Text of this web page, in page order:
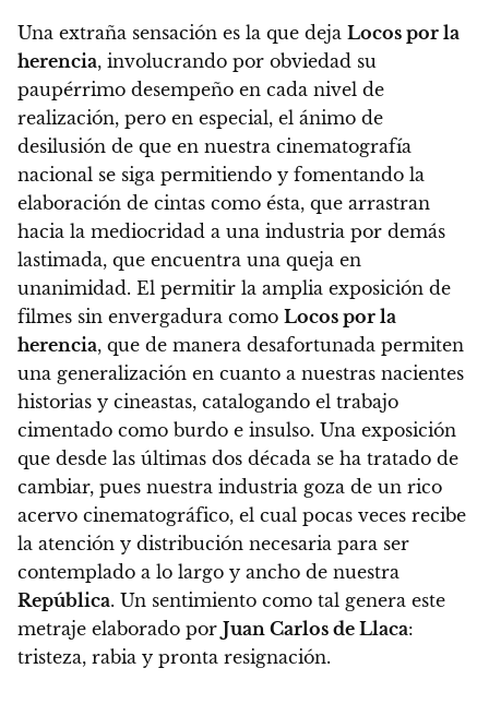
Una extraña sensación es la que deja Locos por la
herencia, involucrando por obviedad su
paupérrimo desempeño en cada nivel de
realización, pero en especial, el ánimo de
desilusión de que en nuestra cinematografía
nacional se siga permitiendo y fomentando la
elaboración de cintas como ésta, que arrastran
hacia la mediocridad a una industria por demás
lastimada, que encuentra una queja en
unanimidad. El permitir la amplia exposición de
filmes sin envergadura como Locos por la
herencia, que de manera desafortunada permiten
una generalización en cuanto a nuestras nacientes
historias y cineastas, catalogando el trabajo
cimentado como burdo e insulso. Una exposición
que desde las últimas dos década se ha tratado de
cambiar, pues nuestra industria goza de un rico
acervo cinematográfico, el cual pocas veces recibe
la atención y distribución necesaria para ser
contemplado a lo largo y ancho de nuestra
República. Un sentimiento como tal genera este
metraje elaborado por Juan Carlos de Llaca:
tristeza, rabia y pronta resignación.